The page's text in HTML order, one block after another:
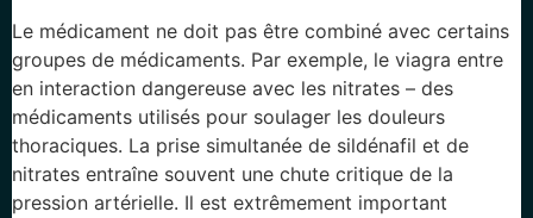
Le médicament ne doit pas être combiné avec certains
groupes de médicaments. Par exemple, le viagra entre
en interaction dangereuse avec les nitrates – des
médicaments utilisés pour soulager les douleurs
thoraciques. La prise simultanée de sildénafil et de
nitrates entraîne souvent une chute critique de la
pression artérielle. Il est extrêmement important